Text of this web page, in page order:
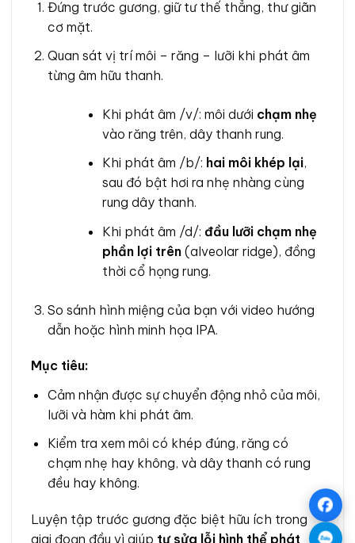
Đứng trước gương, giữ tư thế thẳng, thư giãn
cơ mặt.
Quan sát vị trí môi – răng – lưỡi khi phát âm
từng âm hữu thanh.
Khi phát âm /v/: môi dưới chạm nhẹ
vào răng trên, dây thanh rung.
Khi phát âm /b/: hai môi khép lại,
sau đó bật hơi ra nhẹ nhàng cùng
rung dây thanh.
Khi phát âm /d/: đầu lưỡi chạm nhẹ
phần lợi trên(alveolar ridge), đồng
thời cổ họng rung.
So sánh hình miệng của bạn với video hướng
dẫn hoặc hình minh họa IPA.
Mục tiêu:
Cảm nhận được sự chuyển động nhỏ của môi,
lưỡi và hàm khi phát âm.
Kiểm tra xem môi có khép đúng, răng có
chạm nhẹ hay không, và dây thanh có rung
đều hay không.
Luyện tập trước gương đặc biệt hữu ích trong
giai đoạn đầu vì giúp tự sửa lỗi hình thể phát